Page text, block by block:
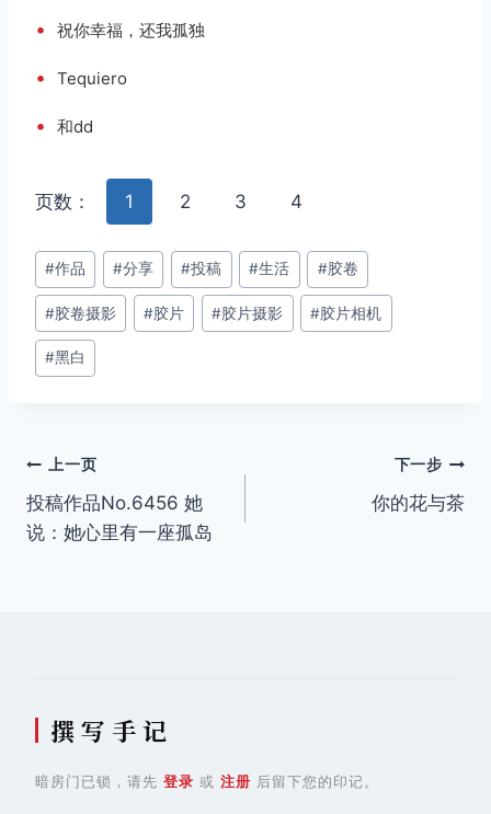
• 祝你幸福，还我孤独
• Tequiero
• 和dd
页数： 1 2 3 4
文
章
标
签：
#作品 #分享 #投稿 #生活 #胶卷
#胶卷摄影 #胶片 #胶片摄影 #胶片相机
#黑白
文
章
上一页
投稿作品No.6456 她
说：她心里有一座孤岛
下一步
你的花与茶
撰 写 手 记
暗房门已锁，请先 登录 或 注册 后留下您的印记。